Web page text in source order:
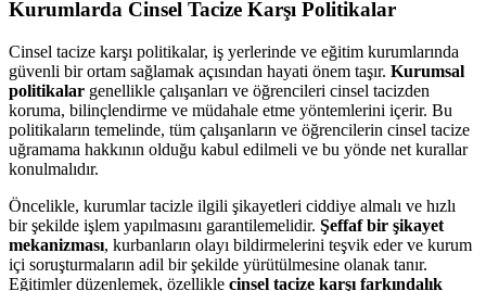
Kurumlarda Cinsel Tacize Karşı Politikalar
Cinsel tacize karşı politikalar, iş yerlerinde ve eğitim kurumlarında
güvenli bir ortam sağlamak açısından hayati önem taşır. Kurumsal
politikalar genellikle çalışanları ve öğrencileri cinsel tacizden
koruma, bilinçlendirme ve müdahale etme yöntemlerini içerir. Bu
politikaların temelinde, tüm çalışanların ve öğrencilerin cinsel tacize
uğramama hakkının olduğu kabul edilmeli ve bu yönde net kurallar
konulmalıdır.
Öncelikle, kurumlar tacizle ilgili şikayetleri ciddiye almalı ve hızlı
bir şekilde işlem yapılmasını garantilemelidir. Şeffaf bir şikayet
mekanizması, kurbanların olayı bildirmelerini teşvik eder ve kurum
içi soruşturmaların adil bir şekilde yürütülmesine olanak tanır.
Eğitimler düzenlemek, özellikle cinsel tacize karşı farkındalık